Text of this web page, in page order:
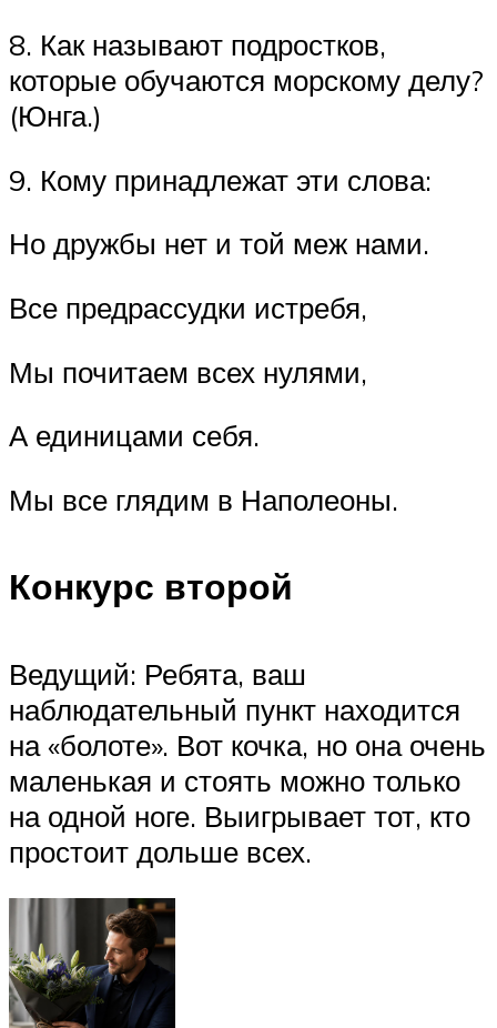
8. Как называют подростков,
которые обучаются морскому делу?
(Юнга.)
9. Кому принадлежат эти слова:
Но дружбы нет и той меж нами.
Все предрассудки истребя,
Мы почитаем всех нулями,
А единицами себя.
Мы все глядим в Наполеоны.
Конкурс второй
Ведущий: Ребята, ваш
наблюдательный пункт находится
на «болоте». Вот кочка, но она очень
маленькая и стоять можно только
на одной ноге. Выигрывает тот, кто
простоит дольше всех.